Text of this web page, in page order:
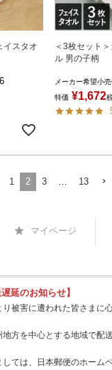
イスタオ
＜3枚セット
ル 男の子柄
メーカー希望小
特価 ¥1,672
1 2 3 13
マイページ
延のお知らせ】
被害に遭われた皆さまに
方を中心とする地域で配
ては、日本郵便のホーム